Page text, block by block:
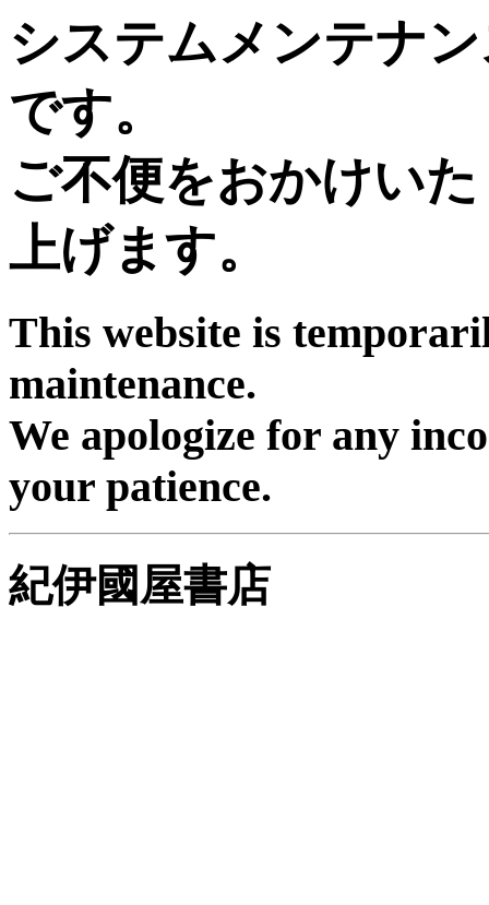
システムメンテナ
です。
ご不便をおかけい
上げます。
This website is
maintenance.
We apologize for any
your patience.
紀伊國屋書店